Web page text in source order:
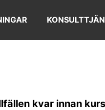
kvar innan